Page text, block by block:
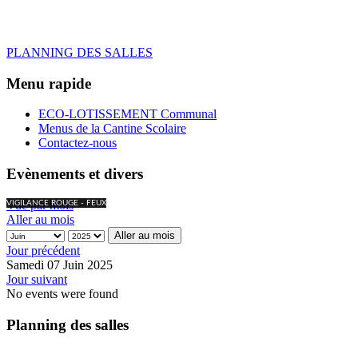
PLANNING DES SALLES
Menu rapide
ECO-LOTISSEMENT Communal
Menus de la Cantine Scolaire
Contactez-nous
Evènements et divers
VIGILANCE ROUGE - FEUX
Vue par mois
Aller au mois
Aller au mois
Jour précédent
Samedi 07 Juin 2025
Jour suivant
No events were found
Planning des salles